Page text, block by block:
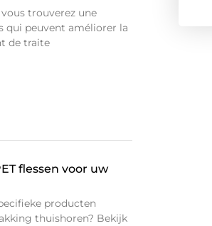
trouverez une
qui peuvent améliorer la
de traite
flessen voor uw
producten
thuishoren? Bekijk